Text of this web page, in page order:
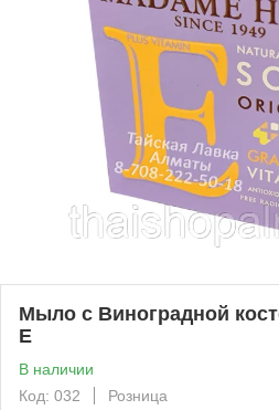
Мыло с Виноградной
Е
В наличии
Код: 032
Розница